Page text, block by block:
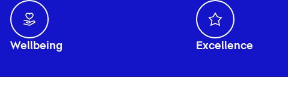
Wellbeing Excellence